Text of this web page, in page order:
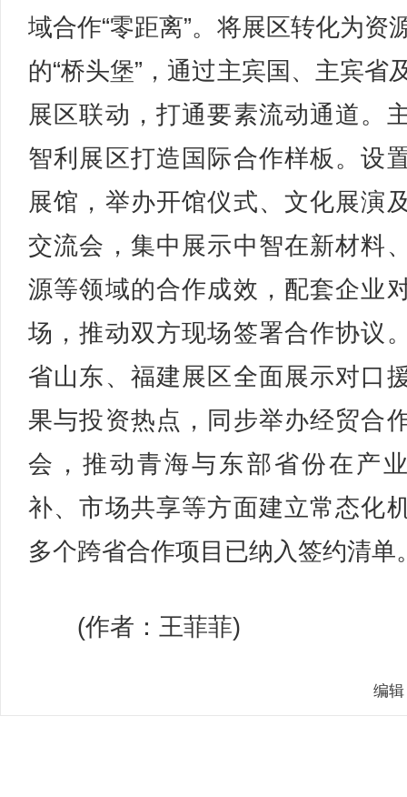
域合作“零距离”。将展区转化为资
的“桥头堡”，通过主宾国、主宾省
展区联动，打通要素流动通道。
智利展区打造国际合作样板。设
展馆，举办开馆仪式、文化展演
交流会，集中展示中智在新材料
源等领域的合作成效，配套企业
场，推动双方现场签署合作协议
省山东、福建展区全面展示对口
果与投资热点，同步举办经贸合
会，推动青海与东部省份在产
补、市场共享等方面建立常态化
多个跨省合作项目已纳入签约清单
(作者：王菲菲)
编